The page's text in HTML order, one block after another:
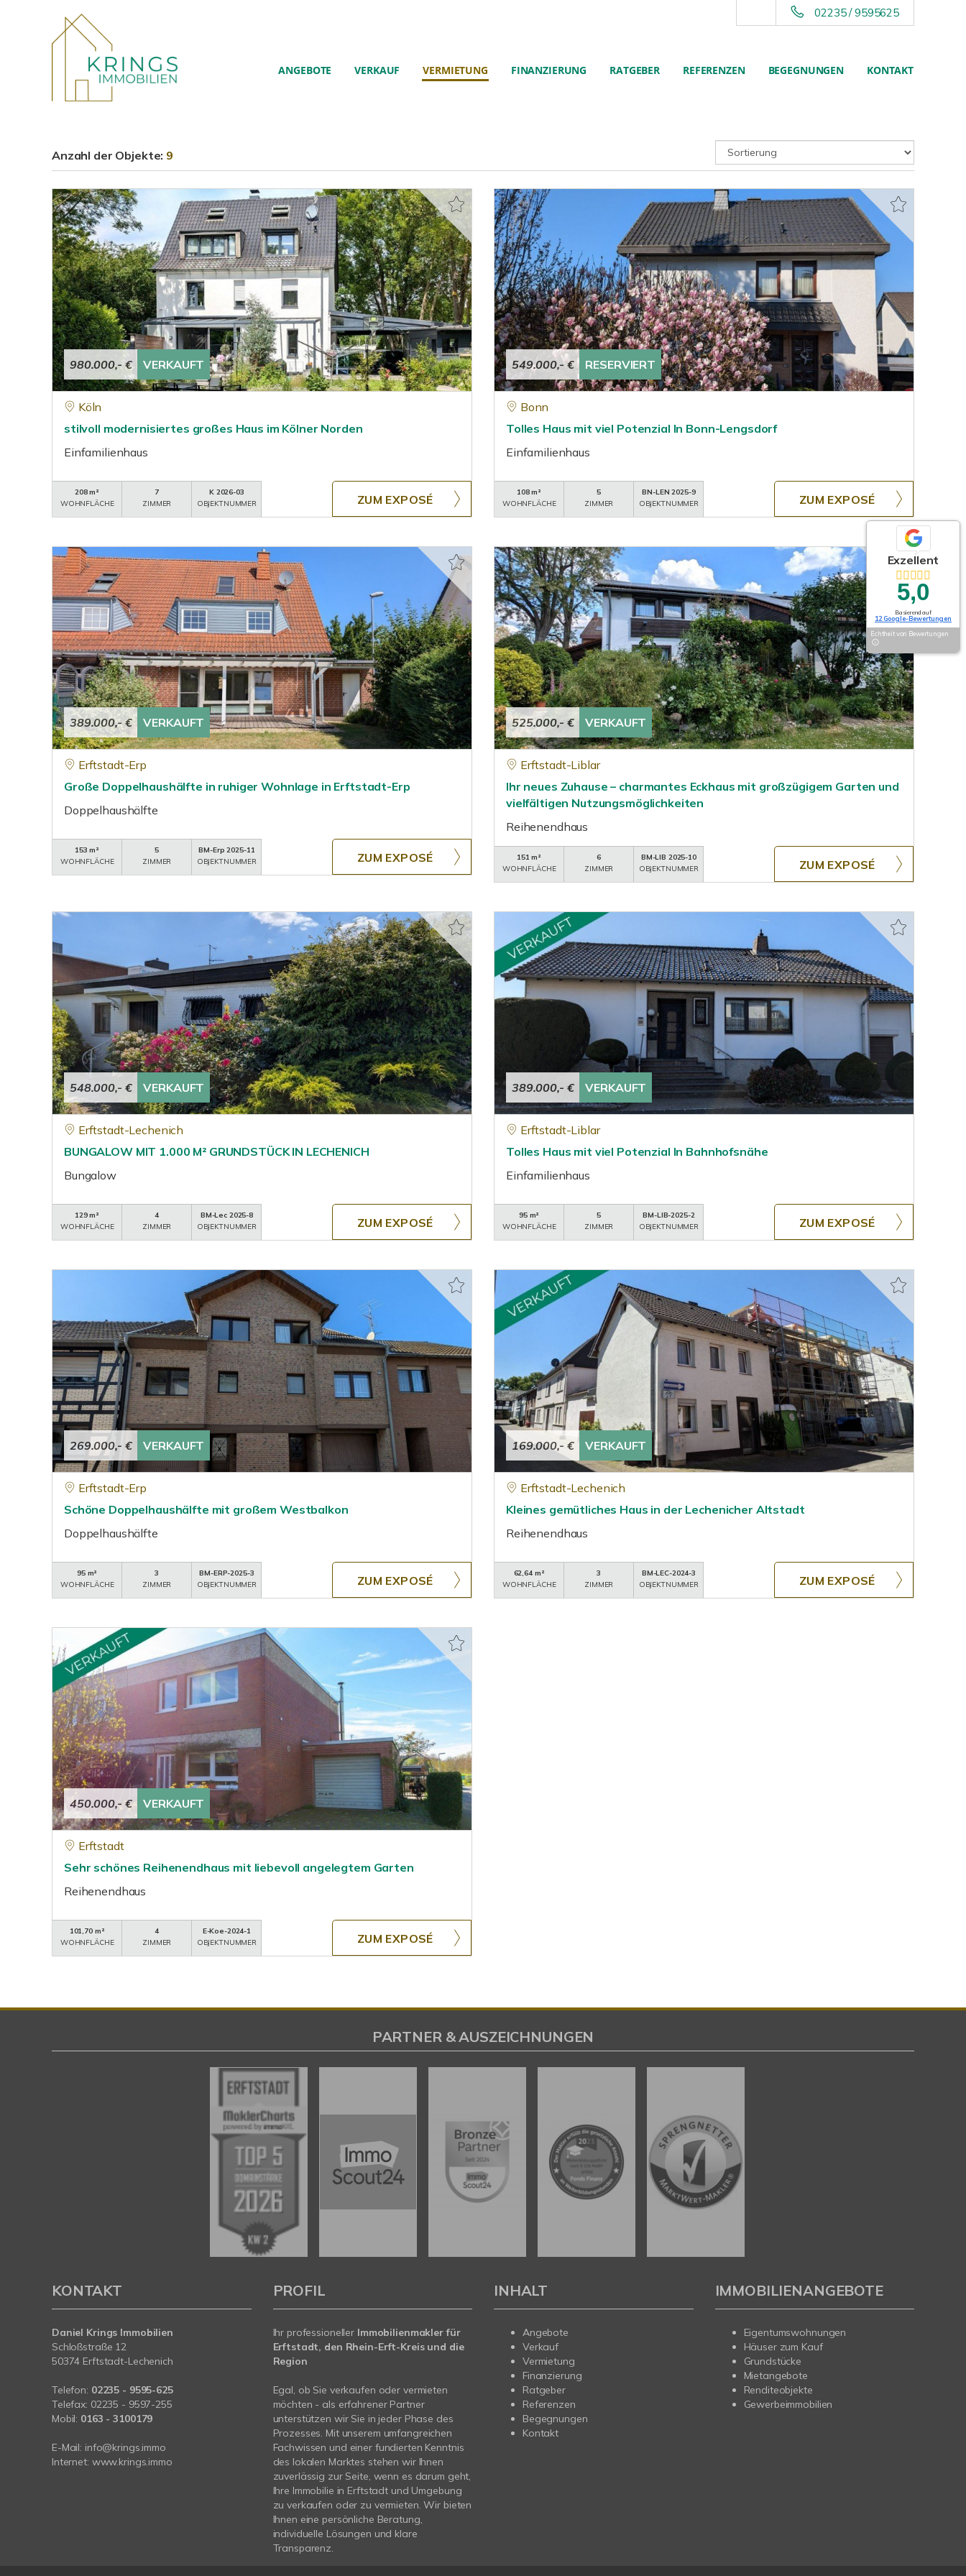
02235 / 9595625
ANGEBOTE VERKAUF VERMIETUNG FINANZIERUNG RATGEBER REFERENZEN BEGEGNUNGEN KONTAKT
Anzahl der Objekte: 9
980.000,- € VERKAUFT
Köln
stilvoll modernisiertes großes Haus im Kölner Norden
Einfamilienhaus
208 m²
WOHNFLÄCHE
7
ZIMMER
K 2026-03
OBJEKTNUMMER
ZUM EXPOSÉ
549.000,- € RESERVIERT
Bonn
Tolles Haus mit viel Potenzial In Bonn-Lengsdorf
Einfamilienhaus
108 m²
WOHNFLÄCHE
5
ZIMMER
BN-LEN 2025-9
OBJEKTNUMMER
ZUM EXPOSÉ
389.000,- € VERKAUFT
Erftstadt-Erp
Große Doppelhaushälfte in ruhiger Wohnlage in Erftstadt-Erp
Doppelhaushälfte
153 m²
WOHNFLÄCHE
5
ZIMMER
BM-Erp 2025-11
OBJEKTNUMMER
ZUM EXPOSÉ
525.000,- € VERKAUFT
Erftstadt-Liblar
Ihr neues Zuhause – charmantes Eckhaus mit großzügigem Garten und
vielfältigen Nutzungsmöglichkeiten
Reihenendhaus
151 m²
WOHNFLÄCHE
6
ZIMMER
BM-LIB 2025-10
OBJEKTNUMMER
ZUM EXPOSÉ
548.000,- € VERKAUFT
Erftstadt-Lechenich
BUNGALOW MIT 1.000 M² GRUNDSTÜCK IN LECHENICH
Bungalow
129 m²
WOHNFLÄCHE
4
ZIMMER
BM-Lec 2025-8
OBJEKTNUMMER
ZUM EXPOSÉ
389.000,- € VERKAUFT
Erftstadt-Liblar
Tolles Haus mit viel Potenzial In Bahnhofsnähe
Einfamilienhaus
95 m²
WOHNFLÄCHE
5
ZIMMER
BM-LIB-2025-2
OBJEKTNUMMER
ZUM EXPOSÉ
269.000,- € VERKAUFT
Erftstadt-Erp
Schöne Doppelhaushälfte mit großem Westbalkon
Doppelhaushälfte
95 m²
WOHNFLÄCHE
3
ZIMMER
BM-ERP-2025-3
OBJEKTNUMMER
ZUM EXPOSÉ
169.000,- € VERKAUFT
Erftstadt-Lechenich
Kleines gemütliches Haus in der Lechenicher Altstadt
Reihenendhaus
62,64 m²
WOHNFLÄCHE
3
ZIMMER
BM-LEC-2024-3
OBJEKTNUMMER
ZUM EXPOSÉ
450.000,- € VERKAUFT
Erftstadt
Sehr schönes Reihenendhaus mit liebevoll angelegtem Garten
Reihenendhaus
101,70 m²
WOHNFLÄCHE
4
ZIMMER
E-Koe-2024-1
OBJEKTNUMMER
ZUM EXPOSÉ
Exzellent
5,0
Basierend auf
12 Google-Bewertungen
Echtheit von Bewertungen
PARTNER & AUSZEICHNUNGEN
KONTAKT
Daniel Krings Immobilien
Schloßstraße 12
50374 Erftstadt-Lechenich
Telefon: 02235 - 9595-625
Telefax: 02235 - 9597-255
Mobil: 0163 - 3100179
E-Mail: info@krings.immo
Internet: www.krings.immo
PROFIL
Ihr professioneller Immobilienmakler für
Erftstadt, den Rhein-Erft-Kreis und die
Region
Egal, ob Sie verkaufen oder vermieten
möchten - als erfahrener Partner
unterstützen wir Sie in jeder Phase des
Prozesses. Mit unserem umfangreichen
Fachwissen und einer fundierten Kenntnis
des lokalen Marktes stehen wir Ihnen
zuverlässig zur Seite, wenn es darum geht,
Ihre Immobilie in Erftstadt und Umgebung
zu verkaufen oder zu vermieten. Wir bieten
Ihnen eine persönliche Beratung,
individuelle Lösungen und klare
Transparenz.
INHALT
Angebote
Verkauf
Vermietung
Finanzierung
Ratgeber
Referenzen
Begegnungen
Kontakt
IMMOBILIENANGEBOTE
Eigentumswohnungen
Häuser zum Kauf
Grundstücke
Mietangebote
Renditeobjekte
Gewerbeimmobilien